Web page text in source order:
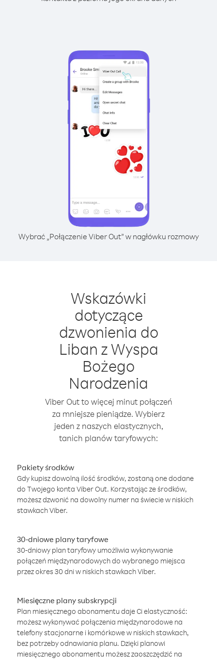
Wybrać „Połączenie Viber Out” w nagłówku rozmowy
Wskazówki
dotyczące
dzwonienia do
Liban z Wyspa
Bożego
Narodzenia
Viber Out to więcej minut połączeń
za mniejsze pieniądze. Wybierz
jeden z naszych elastycznych,
tanich planów taryfowych:
Pakiety środków
Gdy kupisz dowolną ilość środków, zostaną one dodane
do Twojego konta Viber Out. Korzystając ze środków,
możesz dzwonić na dowolny numer na świecie w niskich
stawkach Viber.
30-dniowe plany taryfowe
30-dniowy plan taryfowy umożliwia wykonywanie
połączeń międzynarodowych do wybranego miejsca
przez okres 30 dni w niskich stawkach Viber.
Miesięczne plany subskrypcji
Plan miesięcznego abonamentu daje Ci elastyczność:
możesz wykonywać połączenia międzynarodowe na
telefony stacjonarne i komórkowe w niskich stawkach,
bez potrzeby odnawiania planu. Dzięki planowi
miesięcznego abonamentu możesz zaoszczędzić na